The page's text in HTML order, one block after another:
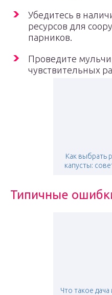
Убедитесь в
ресурсов для
парников.
Проведите
чувствительных
Как выбрать
капусты:
Типичные
Что такое